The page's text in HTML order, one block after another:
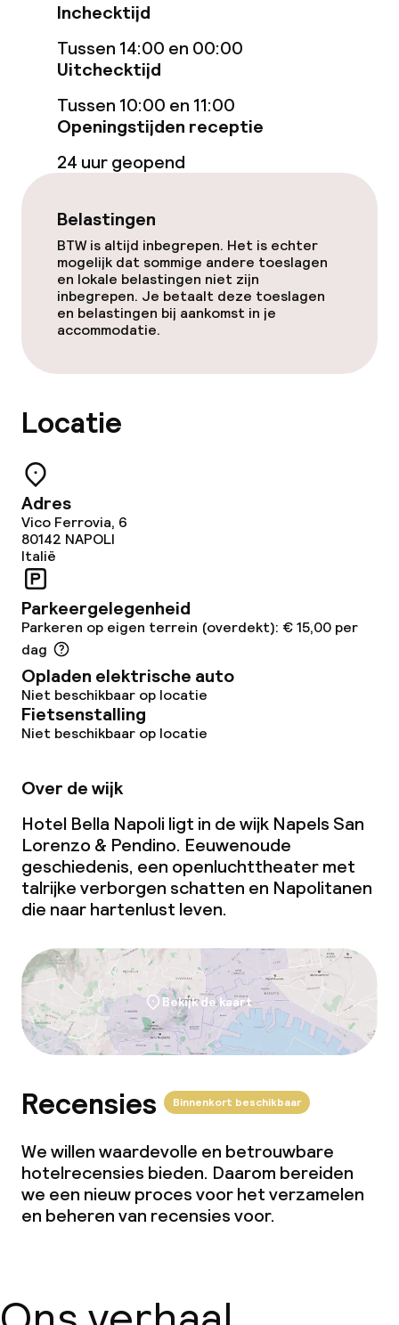
Wasfaciliteiten (wasmachine)
Wasservice
Beleid
Overal rookvrij
Inchecktijd
Tussen 14:00 en 00:00
Uitchecktijd
Tussen 10:00 en 11:00
Openingstijden receptie
24 uur geopend
Belastingen
BTW is altijd inbegrepen. Het is echter
mogelijk dat sommige andere toeslagen
en lokale belastingen niet zijn
inbegrepen. Je betaalt deze toeslagen
en belastingen bij aankomst in je
accommodatie.
Locatie
Adres
Vico Ferrovia, 6
80142 NAPOLI
Italië
Parkeergelegenheid
Parkeren op eigen terrein (overdekt): € 15,00 per
dag
Opladen elektrische auto
Niet beschikbaar op locatie
Fietsenstalling
Niet beschikbaar op locatie
Over de wijk
Hotel Bella Napoli ligt in de wijk Napels San
Lorenzo & Pendino. Eeuwenoude
geschiedenis, een openluchttheater met
talrijke verborgen schatten en Napolitanen
die naar hartenlust leven.
Bekijk de kaart
Recensies Binnenkort beschikbaar
We willen waardevolle en betrouwbare
hotelrecensies bieden. Daarom bereiden
we een nieuw proces voor het verzamelen
en beheren van recensies voor.